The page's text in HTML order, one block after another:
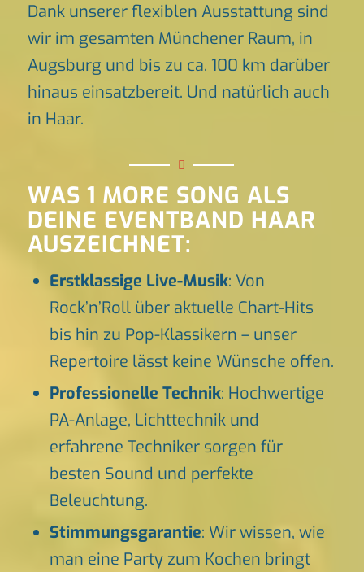
Dank unserer flexiblen Ausstattung sind
wir im gesamten Münchener Raum, in
Augsburg und bis zu ca. 100 km darüber
hinaus einsatzbereit. Und natürlich auch
in Haar.
WAS 1 MORE SONG ALS
DEINE EVENTBAND HAAR
AUSZEICHNET:
Erstklassige Live-Musik: Von
Rock’n’Roll über aktuelle Chart-Hits
bis hin zu Pop-Klassikern – unser
Repertoire lässt keine Wünsche offen.
Professionelle Technik: Hochwertige
PA-Anlage, Lichttechnik und
erfahrene Techniker sorgen für
besten Sound und perfekte
Beleuchtung.
Stimmungsgarantie: Wir wissen, wie
man eine Party zum Kochen bringt